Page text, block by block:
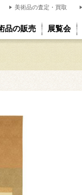
品の販売 展覧会
美術品の査定・買取